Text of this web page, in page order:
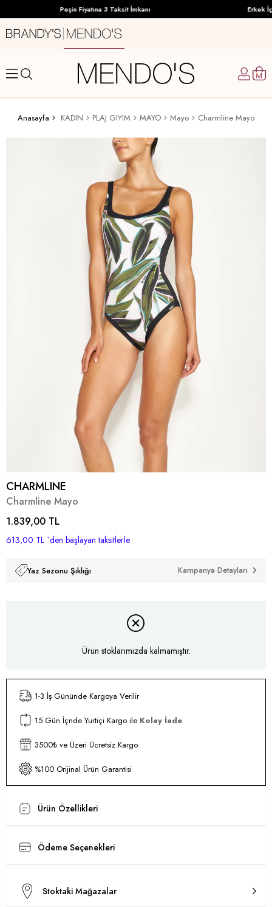
Peşin Fiyatına 3 Taksit İmkanı Erkek
Anasayfa KADIN PLAJ GIYIM MAYO Mayo Charmline Mayo
CHARMLINE
Charmline Mayo
1.839,00 TL
613,00 TL `den başlayan taksitlerle
Yaz Sezonu Şıklığı Kampanya Detayları
Ürün stoklarımızda kalmamıştır.
1-3 İş Gününde Kargoya Verilir
15 Gün İçnde Yurtiçi Kargo ile Kolay İade
3500₺ ve Üzeri Ücretsiz Kargo
%100 Orijinal Ürün Garantisi
Ürün Özellikleri
Ödeme Seçenekleri
Stoktaki Mağazalar